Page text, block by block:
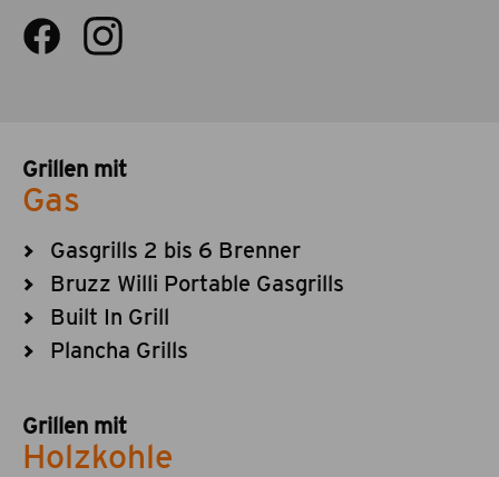
Grillen mit
Gas
Gasgrills 2 bis 6 Brenner
Bruzz Willi Portable Gasgrills
Built In Grill
Plancha Grills
Grillen mit
Holzkohle